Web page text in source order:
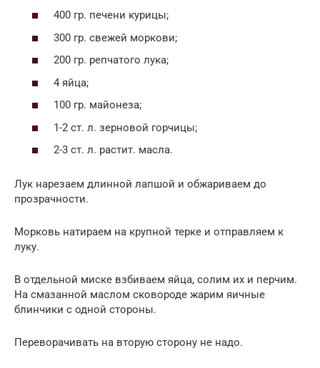
400 гр. печени курицы;
300 гр. свежей моркови;
200 гр. репчатого лука;
4 яйца;
100 гр. майонеза;
1-2 ст. л. зерновой горчицы;
2-3 ст. л. растит. масла.
Лук нарезаем длинной лапшой и обжариваем до
прозрачности.
Морковь натираем на крупной терке и отправляем к
луку.
В отдельной миске взбиваем яйца, солим их и перчим.
На смазанной маслом сковороде жарим яичные
блинчики с одной стороны.
Переворачивать на вторую сторону не надо.